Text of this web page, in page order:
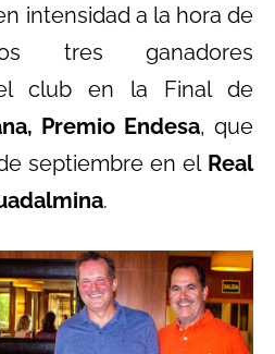
intensidad a la hora de
tres ganadores
club en la Final de
Premio Endesa, que
septiembre en el Real
.